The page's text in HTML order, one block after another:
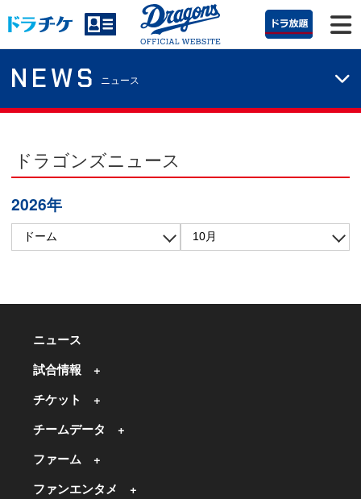
NEWS ニュース
ドラゴンズニュース
2026年
ニュース
試合情報
チケット
チームデータ
ファーム
ファンエンタメ